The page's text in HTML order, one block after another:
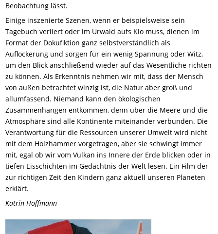
Beobachtung lässt.
Einige inszenierte Szenen, wenn er beispielsweise sein
Tagebuch verliert oder im Urwald aufs Klo muss, dienen im
Format der Dokufiktion ganz selbstverständlich als
Auflockerung und sorgen für ein wenig Spannung oder Witz,
um den Blick anschließend wieder auf das Wesentliche richten
zu können. Als Erkenntnis nehmen wir mit, dass der Mensch
von außen betrachtet winzig ist, die Natur aber groß und
allumfassend. Niemand kann den ökologischen
Zusammenhängen entkommen, denn über die Meere und die
Atmosphäre sind alle Kontinente miteinander verbunden. Die
Verantwortung für die Ressourcen unserer Umwelt wird nicht
mit dem Holzhammer vorgetragen, aber sie schwingt immer
mit, egal ob wir vom Vulkan ins Innere der Erde blicken oder in
tiefen Eisschichten im Gedächtnis der Welt lesen. Ein Film der
zur richtigen Zeit den Kindern ganz aktuell unseren Planeten
erklärt.
Katrin Hoffmann